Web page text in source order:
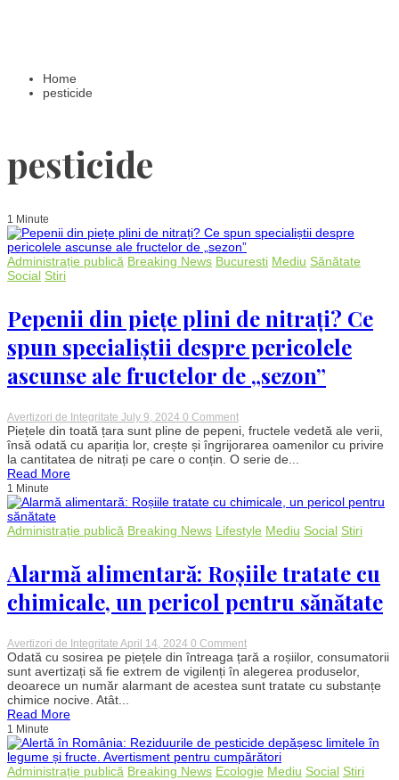
Home
pesticide
pesticide
1 Minute
Administrație publică Breaking News Bucuresti Mediu Sănătate
Social Stiri
Pepenii din piețe plini de nitrați? Ce
spun specialiștii despre pericolele
ascunse ale fructelor de „sezon”
Avertizori de Integritate July 9, 2024 0 Commenton
Pepenii
din
piețe
plini
Ce
specialiștii
despre
ascunse
ale
fructelor
de
„sezon”
Piețele din toată țara sunt pline de pepeni, fructele vedetă ale verii,
însă odată cu apariția lor, crește și îngrijorarea oamenilor cu privire
la cantitatea de nitrați pe care o conțin. O serie de...
Read More
1 Minute
Administrație publică Breaking News Lifestyle Mediu Social Stiri
Alarmă alimentară: Roșiile tratate cu
chimicale, un pericol pentru sănătate
Avertizori de Integritate April 14, 2024 0 Commenton
Alarmă
alimentară:
Roșiile
tratate
pericol
pentru
sănătate
Odată cu sosirea pe piețele din întreaga țară a roșiilor, consumatorii
sunt avertizați să fie extrem de vigilenți în alegerea produselor,
deoarece un număr alarmant de acestea sunt tratate cu substanțe
chimice nocive. Atât...
Read More
1 Minute
Administrație publică Breaking News Ecologie Mediu Social Stiri